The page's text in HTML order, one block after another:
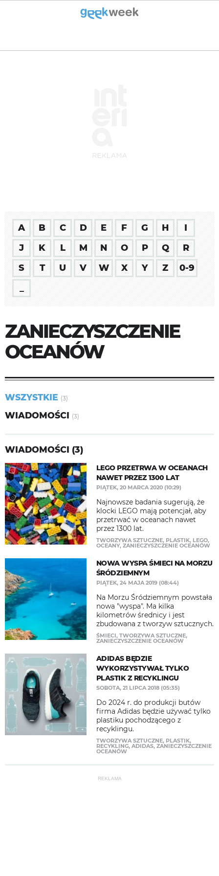
A B C D E F G H
I
J
K L M N O P Q
R
S
T U V W X Y Z
0-9
ZANIECZYSZCZENIE
OCEANÓW
WSZYSTKIE (3)
WIADOMOŚCI (3)
WIADOMOŚCI (3)
LEGO PRZETRWA W OCEANACH
NAWET PRZEZ 1300 LAT
PIĄTEK, 20 MARCA 2020 (10:29)
Najnowsze badania sugerują, że
klocki LEGO mają potencjał, aby
przetrwać w oceanach nawet
przez 1300 lat.
TWORZYWA SZTUCZNE, PLASTIK, LEGO,
OCEANY, ZANIECZYSZCZENIE OCEANÓW
NOWA WYSPA ŚMIECI NA MORZU
ŚRÓDZIEMNYM
PIĄTEK, 24 MAJA 2019 (08:44)
Na Morzu Śródziemnym powstała
nowa "wyspa". Ma kilka
kilometrów średnicy i jest
zbudowana z tworzyw sztucznych.
ŚMIECI, TWORZYWA SZTUCZNE,
ZANIECZYSZCZENIE OCEANÓW
ADIDAS BĘDZIE
WYKORZYSTYWAŁ TYLKO
PLASTIK Z RECYKLINGU
SOBOTA, 21 LIPCA 2018 (05:35)
Do 2024 r. do produkcji butów
firma Adidas będzie używać tylko
plastiku pochodzącego z
recyklingu.
TWORZYWA SZTUCZNE, PLASTIK,
RECYKLING, ADIDAS, ZANIECZYSZCZENIE
OCEANÓW
REKLAMA